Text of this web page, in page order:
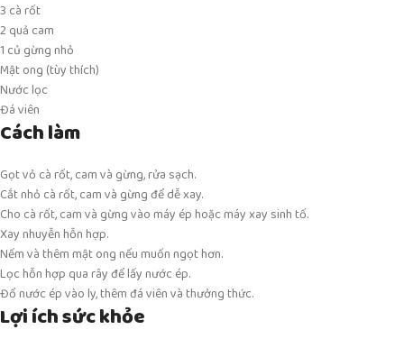
3 cà rốt
2 quả cam
1 củ gừng nhỏ
Mật ong (tùy thích)
Nước lọc
Đá viên
Cách làm
Gọt vỏ cà rốt, cam và gừng, rửa sạch.
Cắt nhỏ cà rốt, cam và gừng để dễ xay.
Cho cà rốt, cam và gừng vào máy ép hoặc máy xay sinh tố.
Xay nhuyễn hỗn hợp.
Nếm và thêm mật ong nếu muốn ngọt hơn.
Lọc hỗn hợp qua rây để lấy nước ép.
Đổ nước ép vào ly, thêm đá viên và thưởng thức.
Lợi ích sức khỏe